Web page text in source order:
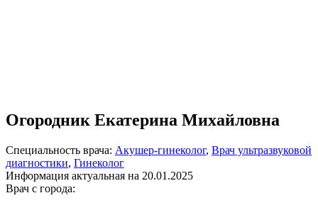
Огородник Екатерина Михайловна
Специальность врача: Акушер-гинеколог, Врач ультразвуковой
диагностики, Гинеколог
Информация актуальная на 20.01.2025
Врач с города: